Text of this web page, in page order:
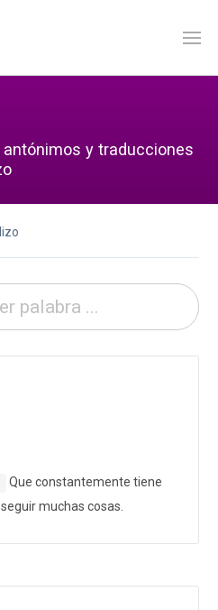
y traducciones
Que constantemente tiene
muchas cosas.